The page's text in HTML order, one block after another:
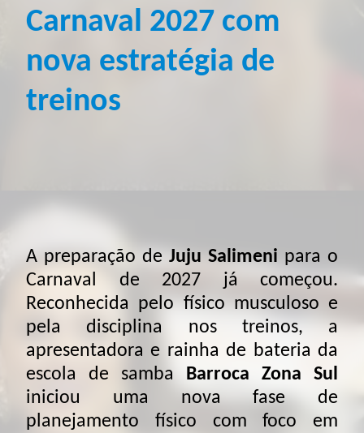
Carnaval 2027 com
nova estratégia de
treinos
A preparação de Juju Salimeni para o
Carnaval de 2027 já começou.
Reconhecida pelo físico musculoso e
pela disciplina nos treinos, a
apresentadora e rainha de bateria da
escola de samba Barroca Zona Sul
iniciou uma nova fase de
planejamento físico com foco em